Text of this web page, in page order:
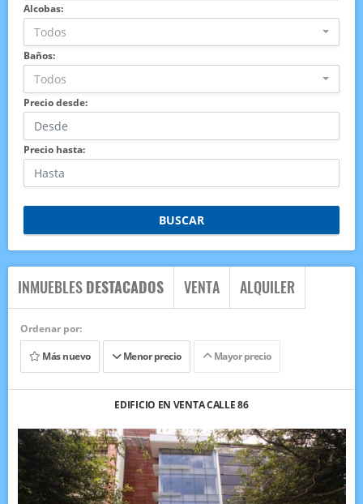
Alcobas:
Todos
Baños:
Todos
Precio desde:
Precio hasta:
BUSCAR
INMUEBLESDESTACADOS VENTA ALQUILER
Ordenar por:
Más nuevo
Menor precio Mayor precio
EDIFICIO EN VENTA CALLE 86